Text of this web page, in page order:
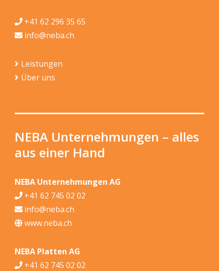
+41 62 296 35 65
info@neba.ch
Leistungen
Über uns
NEBA Unternehmungen – alles
aus einer Hand
NEBA Unternehmungen AG
+41 62 745 02 02
info@neba.ch
www.neba.ch
NEBA Platten AG
+41 62 745 02 02